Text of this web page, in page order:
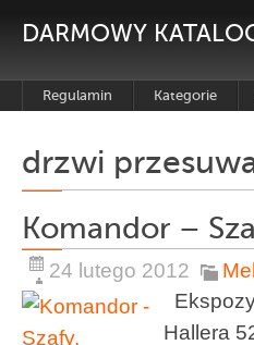
DARMOWY
Regulamin Kategorie
drzwi
Komandor –
24 lutego 2012
Hallera